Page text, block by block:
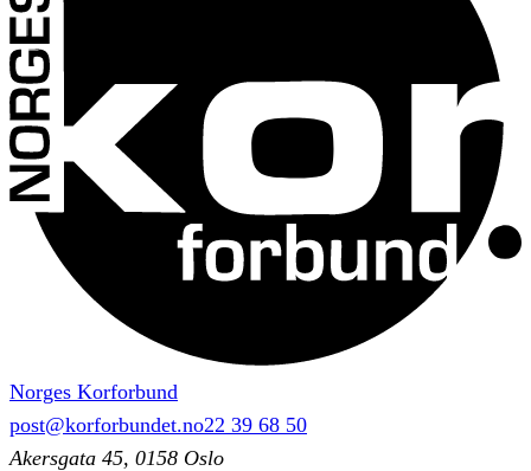
Norges Korforbund
post@korforbundet.no22 39 68 50
Akersgata 45, 0158 Oslo